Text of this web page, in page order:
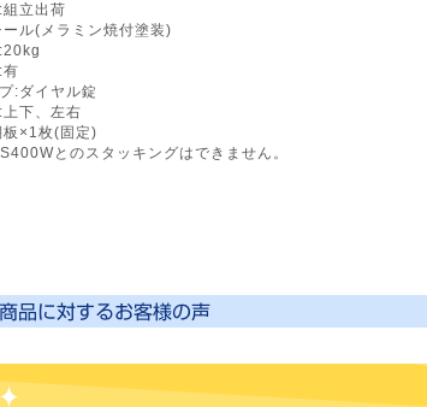
立出荷
ル(メラミン焼付塗装)
有
:ダイヤル錠
下、左右
板×1枚(固定)
とのスタッキングはできません。